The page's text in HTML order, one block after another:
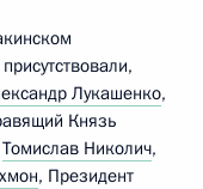
Лукашенко,
Князь
Томислав Николич,
, Президент